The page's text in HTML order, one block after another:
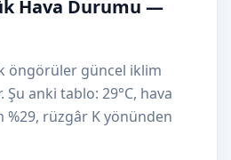
Hava Durumu —
öngörüler güncel iklim
Şu anki tablo: 29°C, hava
%29, rüzgâr K yönünden